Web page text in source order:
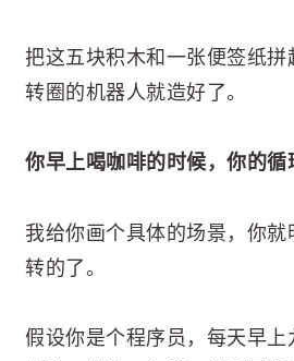
把这五块积木和一张便签纸拼
转圈的机器人就造好了。
你早上喝咖啡的时候，你的循
我给你画个具体的场景，你
转的了。
假设你是个程序员，每天早上